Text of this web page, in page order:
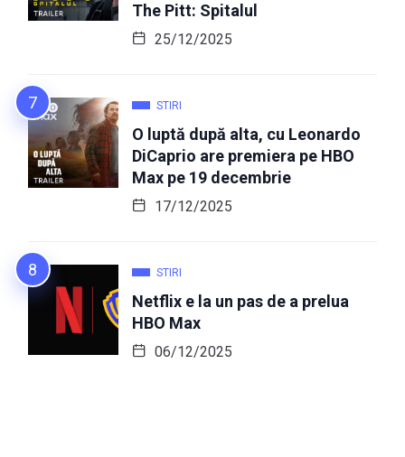
The Pitt: Spitalul
25/12/2025
STIRI
O luptă după alta, cu Leonardo
DiCaprio are premiera pe HBO
Max pe 19 decembrie
17/12/2025
STIRI
Netflix e la un pas de a prelua
HBO Max
06/12/2025